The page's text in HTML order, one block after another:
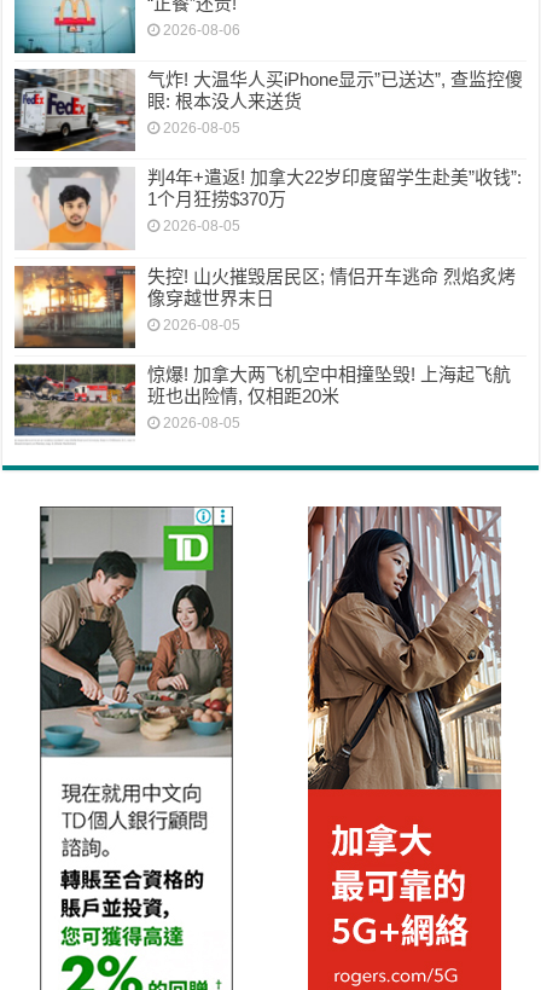
2026-08-06
气炸! 大温华人买iPhone显示”已送达”, 查监控傻
眼: 根本没人来送货
2026-08-05
判4年+遣返! 加拿大22岁印度留学生赴美”收钱”:
1个月狂捞$370万
2026-08-05
失控! 山火摧毁居民区; 情侣开车逃命 烈焰炙烤
像穿越世界末日
2026-08-05
惊爆! 加拿大两飞机空中相撞坠毁! 上海起飞航
班也出险情, 仅相距20米
2026-08-05